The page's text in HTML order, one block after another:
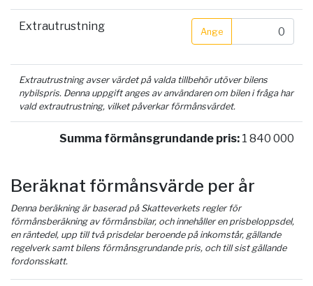
Extrautrustning Ange
Extrautrustning avser värdet på valda tillbehör utöver bilens
nybilspris. Denna uppgift anges av användaren om bilen i fråga har
vald extrautrustning, vilket påverkar förmånsvärdet.
Summa förmånsgrundande pris: 1 840 000
Beräknat förmånsvärde per år
Denna beräkning är baserad på Skatteverkets regler för
förmånsberäkning av förmånsbilar, och innehåller en prisbeloppsdel,
en räntedel, upp till två prisdelar beroende på inkomstår, gällande
regelverk samt bilens förmånsgrundande pris, och till sist gällande
fordonsskatt.